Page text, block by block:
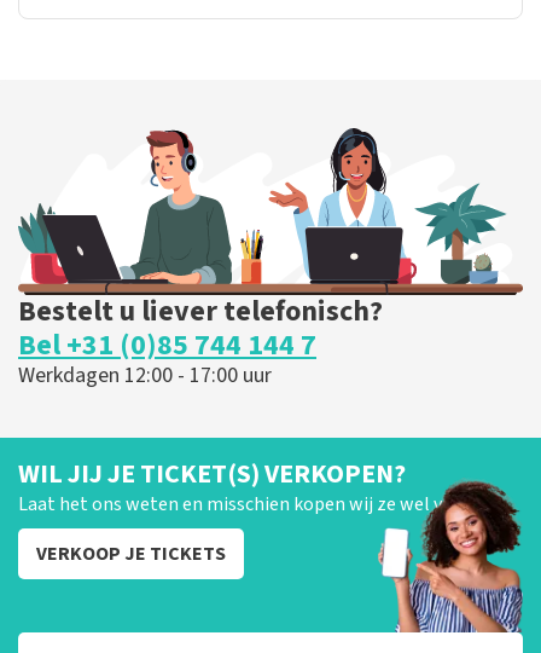
Bestelt u liever telefonisch?
Bel +31 (0)85 744 144 7
Werkdagen 12:00 - 17:00 uur
WIL JIJ JE TICKET(S) VERKOPEN?
Laat het ons weten en misschien kopen wij ze wel van je!
VERKOOP JE TICKETS